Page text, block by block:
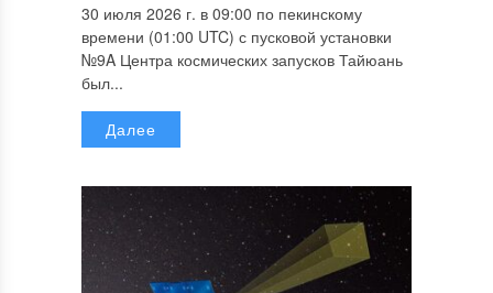
30 июля 2026 г. в 09:00 по пекинскому
времени (01:00 UTC) с пусковой установки
№9A Центра космических запусков Тайюань
был...
Далее